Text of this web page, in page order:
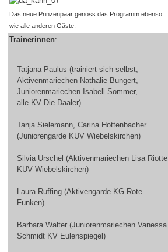
Das neue Prinzenpaar genoss das Programm ebenso
wie alle anderen Gäste.
Trainerinnen:
Tatjana Paulus (trainiert sich selbst,
Aktivenmariechen Nathalie Bungert,
Juniorenmariechen Isabell Sommer,
alle KV Die Daaler)
Tanja Sielemann, Carina Hottenbacher
(Juniorengarde KUV Wiebelskirchen)
Silvia Urschel (Aktivenmariechen Lisa Riotte
KUV Wiebelskirchen)
Laura Ruffing (Aktivengarde KG Rote
Funken)
Barbara Walter (Juniorenmariechen Vanessa
Schmidt KV Eulenspiegel)